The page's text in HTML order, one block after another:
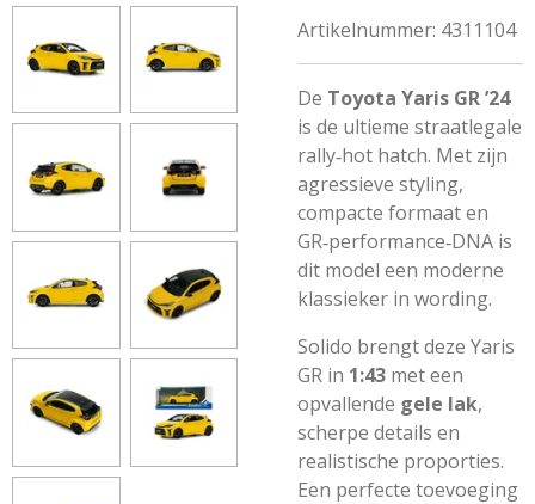
Artikelnummer: 4311104
De Toyota Yaris GR ’24
is de ultieme straatlegale
rally‑hot hatch. Met zijn
agressieve styling,
compacte formaat en
GR‑performance‑DNA is
dit model een moderne
klassieker in wording.
Solido brengt deze Yaris
GR in 1:43 met een
opvallende gele lak,
scherpe details en
realistische proporties.
Een perfecte toevoeging